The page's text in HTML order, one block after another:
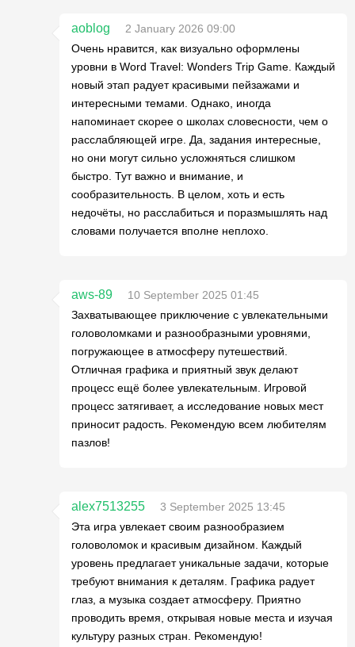
aoblog
2 January 2026 09:00
Очень нравится, как визуально оформлены
уровни в Word Travel: Wonders Trip Game. Каждый
новый этап радует красивыми пейзажами и
интересными темами. Однако, иногда
напоминает скорее о школах словесности, чем о
расслабляющей игре. Да, задания интересные,
но они могут сильно усложняться слишком
быстро. Тут важно и внимание, и
сообразительность. В целом, хоть и есть
недочёты, но расслабиться и поразмышлять над
словами получается вполне неплохо.
aws-89
10 September 2025 01:45
Захватывающее приключение с увлекательными
головоломками и разнообразными уровнями,
погружающее в атмосферу путешествий.
Отличная графика и приятный звук делают
процесс ещё более увлекательным. Игровой
процесс затягивает, а исследование новых мест
приносит радость. Рекомендую всем любителям
пазлов!
alex7513255
3 September 2025 13:45
Эта игра увлекает своим разнообразием
головоломок и красивым дизайном. Каждый
уровень предлагает уникальные задачи, которые
требуют внимания к деталям. Графика радует
глаз, а музыка создает атмосферу. Приятно
проводить время, открывая новые места и изучая
культуру разных стран. Рекомендую!